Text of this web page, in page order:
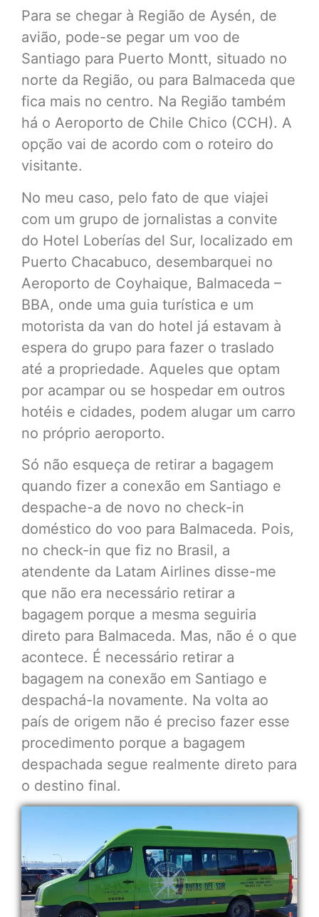
Para se chegar à Região de Aysén, de
avião, pode-se pegar um voo de
Santiago para Puerto Montt, situado no
norte da Região, ou para Balmaceda que
fica mais no centro. Na Região também
há o Aeroporto de Chile Chico (CCH). A
opção vai de acordo com o roteiro do
visitante.
No meu caso, pelo fato de que viajei
com um grupo de jornalistas a convite
do Hotel Loberías del Sur, localizado em
Puerto Chacabuco, desembarquei no
Aeroporto de Coyhaique, Balmaceda –
BBA, onde uma guia turística e um
motorista da van do hotel já estavam à
espera do grupo para fazer o traslado
até a propriedade. Aqueles que optam
por acampar ou se hospedar em outros
hotéis e cidades, podem alugar um carro
no próprio aeroporto.
Só não esqueça de retirar a bagagem
quando fizer a conexão em Santiago e
despache-a de novo no check-in
doméstico do voo para Balmaceda. Pois,
no check-in que fiz no Brasil, a
atendente da Latam Airlines disse-me
que não era necessário retirar a
bagagem porque a mesma seguiria
direto para Balmaceda. Mas, não é o que
acontece. É necessário retirar a
bagagem na conexão em Santiago e
despachá-la novamente. Na volta ao
país de origem não é preciso fazer esse
procedimento porque a bagagem
despachada segue realmente direto para
o destino final.